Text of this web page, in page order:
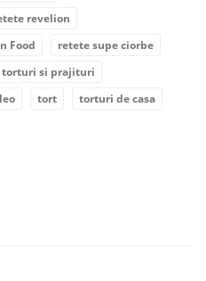
revelion
Food
retete supe ciorbe
torturi si prajituri
tort
torturi de casa